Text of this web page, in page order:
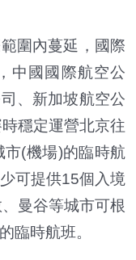
圍內蔓延，國際
中國國際航空公
、新加坡航空公
穩定運營北京往
(機場)的臨時航
可提供15個入境
曼谷等城市可根
臨時航班。